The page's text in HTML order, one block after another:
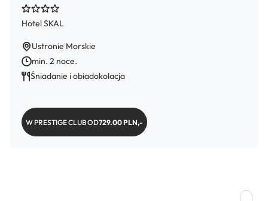
Hotel SKAL
Ustronie Morskie
min. 2 noce.
Śniadanie i obiadokolacja
W PRESTIGE CLUB OD729.00 PLN,-